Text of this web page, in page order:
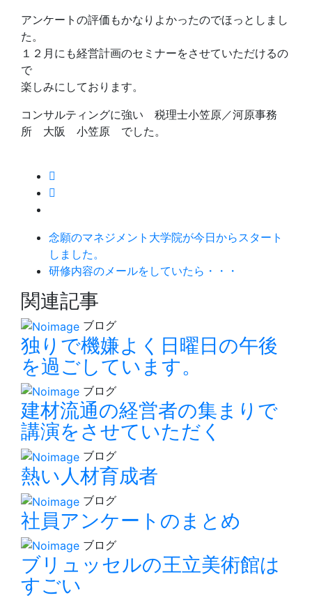
アンケートの評価もかなりよかったのでほっとしまし
た。
１２月にも経営計画のセミナーをさせていただけるの
で
楽しみにしております。
コンサルティングに強い 税理士小笠原／河原事務
所 大阪 小笠原 でした。
念願のマネジメント大学院が今日からスタート
しました。
研修内容のメールをしていたら・・・
関連記事
ブログ
独りで機嫌よく日曜日の午後
を過ごしています。
ブログ
建材流通の経営者の集まりで
講演をさせていただく
ブログ
熱い人材育成者
ブログ
社員アンケートのまとめ
ブログ
ブリュッセルの王立美術館は
すごい